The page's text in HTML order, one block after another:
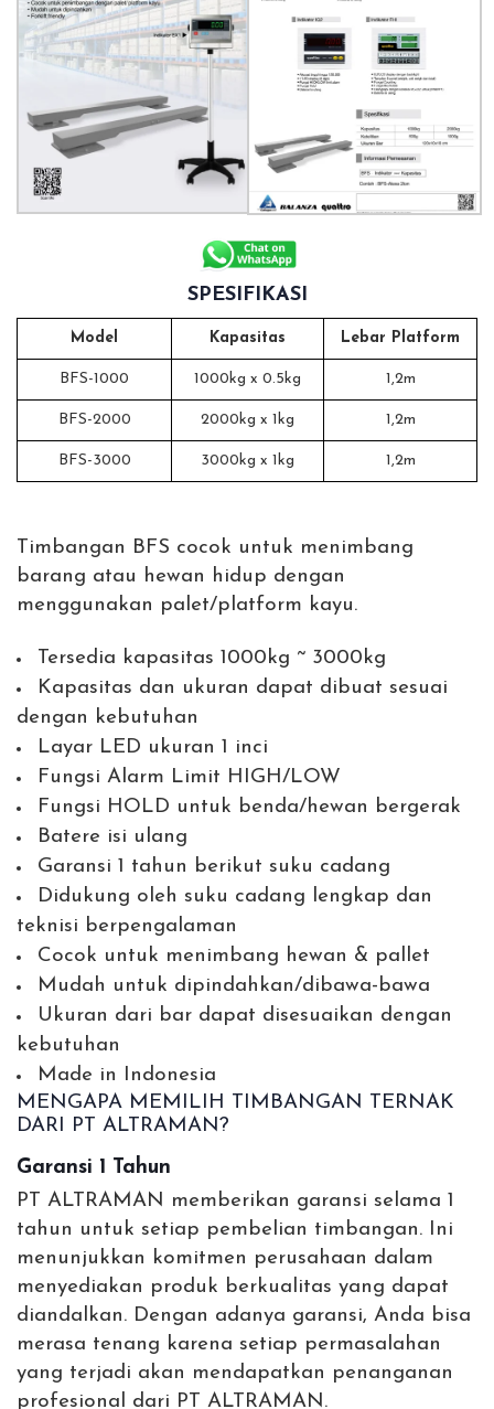
SPESIFIKASI
Model Kapasitas Lebar Platform
BFS-1000 1000kg x 0.5kg 1,2m
BFS-2000 2000kg x 1kg 1,2m
BFS-3000 3000kg x 1kg 1,2m
Timbangan BFS cocok untuk menimbang
barang atau hewan hidup dengan
menggunakan palet/platform kayu.
Tersedia kapasitas 1000kg ~ 3000kg
Kapasitas dan ukuran dapat dibuat sesuai
dengan kebutuhan
Layar LED ukuran 1 inci
Fungsi Alarm Limit HIGH/LOW
Fungsi HOLD untuk benda/hewan bergerak
Batere isi ulang
Garansi 1 tahun berikut suku cadang
Didukung oleh suku cadang lengkap dan
teknisi berpengalaman
Cocok untuk menimbang hewan & pallet
Mudah untuk dipindahkan/dibawa-bawa
Ukuran dari bar dapat disesuaikan dengan
kebutuhan
Made in Indonesia
MENGAPA MEMILIH TIMBANGAN TERNAK
DARI PT ALTRAMAN?
Garansi 1 Tahun
PT ALTRAMAN memberikan garansi selama 1
tahun untuk setiap pembelian timbangan. Ini
menunjukkan komitmen perusahaan dalam
menyediakan produk berkualitas yang dapat
diandalkan. Dengan adanya garansi, Anda bisa
merasa tenang karena setiap permasalahan
yang terjadi akan mendapatkan penanganan
profesional dari PT ALTRAMAN.